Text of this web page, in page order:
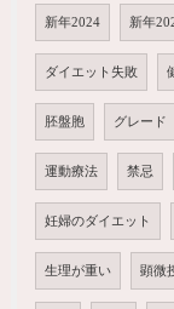
新年2024 新年
ダイエット失敗
胚盤胞 グレード
運動療法 禁忌
妊婦のダイエット
生理が重い 顕微